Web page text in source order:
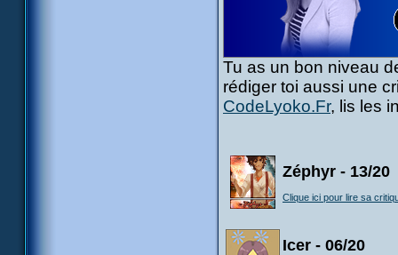
Tu as un bon niveau
rédiger toi aussi une
CodeLyoko.Fr, lis les
Zéphyr - 13/20
Clique ici pour lire sa
Icer - 06/20